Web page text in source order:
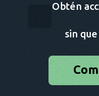
Obtén
sin